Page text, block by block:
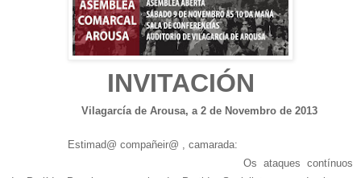
INVITACIÓN
Vilagarcía de Arousa, a 2 de Novembro de 2013
Estimad@ compañeir@ , camarada:
Os ataques contínuos